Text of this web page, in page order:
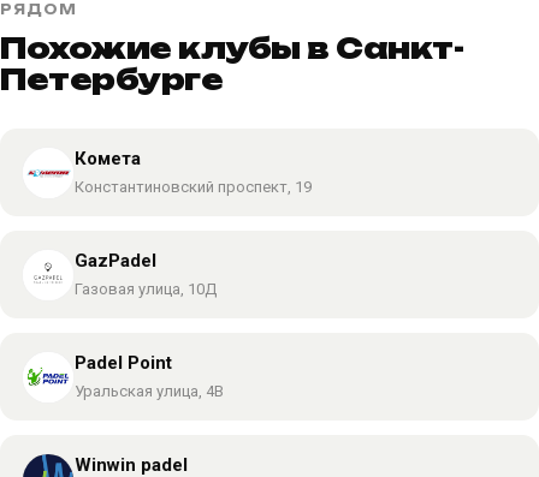
РЯДОМ
Похожие клубы в Санкт-
Петербурге
Комета
Константиновский проспект, 19
GazPadel
Газовая улица, 10Д
Padel Point
Уральская улица, 4В
Winwin padel